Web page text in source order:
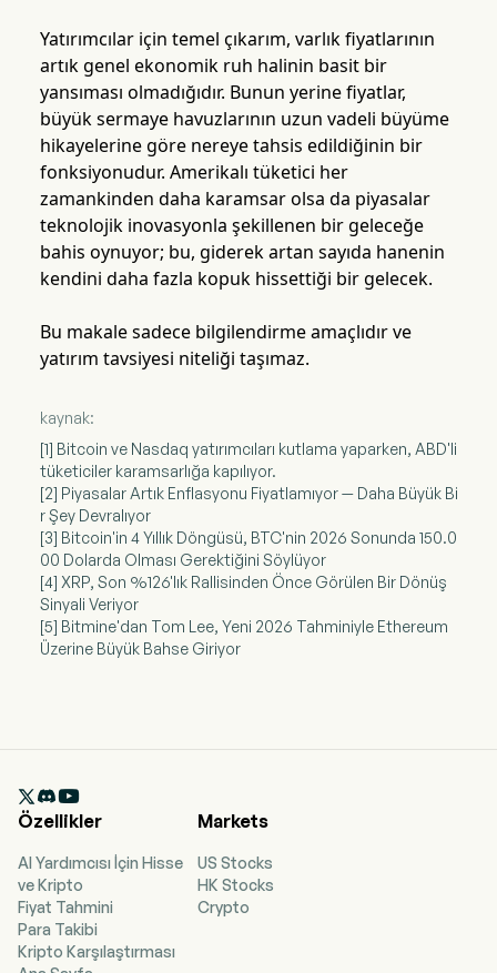
Yatırımcılar için temel çıkarım, varlık fiyatlarının
artık genel ekonomik ruh halinin basit bir
yansıması olmadığıdır. Bunun yerine fiyatlar,
büyük sermaye havuzlarının uzun vadeli büyüme
hikayelerine göre nereye tahsis edildiğinin bir
fonksiyonudur. Amerikalı tüketici her
zamankinden daha karamsar olsa da piyasalar
teknolojik inovasyonla şekillenen bir geleceğe
bahis oynuyor; bu, giderek artan sayıda hanenin
kendini daha fazla kopuk hissettiği bir gelecek.
Bu makale sadece bilgilendirme amaçlıdır ve
yatırım tavsiyesi niteliği taşımaz.
kaynak:
[1] Bitcoin ve Nasdaq yatırımcıları kutlama yaparken, ABD'li
tüketiciler karamsarlığa kapılıyor.
[2] Piyasalar Artık Enflasyonu Fiyatlamıyor — Daha Büyük Bi
r Şey Devralıyor
[3] Bitcoin'in 4 Yıllık Döngüsü, BTC'nin 2026 Sonunda 150.0
00 Dolarda Olması Gerektiğini Söylüyor
[4] XRP, Son %126'lık Rallisinden Önce Görülen Bir Dönüş
Sinyali Veriyor
[5] Bitmine'dan Tom Lee, Yeni 2026 Tahminiyle Ethereum
Üzerine Büyük Bahse Giriyor

Özellikler
AI Yardımcısı İçin Hisse
ve Kripto
Fiyat Tahmini
Para Takibi
Kripto Karşılaştırması
Markets
US Stocks
HK Stocks
Crypto